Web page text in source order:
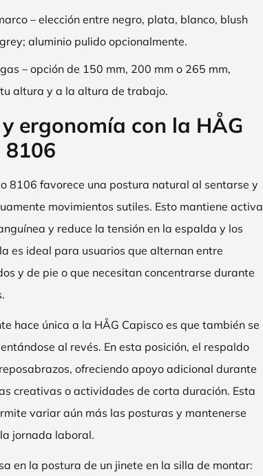
– elección entre negro, plata, blanco, blush
aluminio pulido opcionalmente.
– opción de 150 mm, 200 mm o 265 mm,
altura y a la altura de trabajo.
ergonomía con la HÅG
8106
8106 favorece una postura natural al sentarse y
movimientos sutiles. Esto mantiene activa
y reduce la tensión en la espalda y los
es ideal para usuarios que alternan entre
y de pie o que necesitan concentrarse durante
hace única a la HÅG Capisco es que también se
al revés. En esta posición, el respaldo
ofreciendo apoyo adicional durante
creativas o actividades de corta duración. Esta
variar aún más las posturas y mantenerse
jornada laboral.
en la postura de un jinete en la silla de montar: